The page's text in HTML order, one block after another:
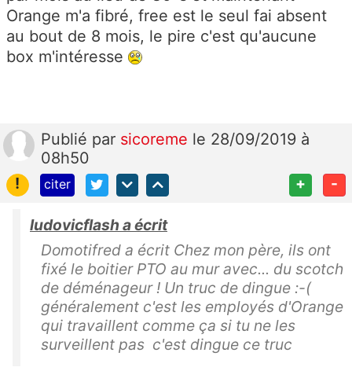
Orange m'a fibré, free est le seul fai absent
au bout de 8 mois, le pire c'est qu'aucune
box m'intéresse
Publié par sicoreme le 28/09/2019 à
08h50
!
citer + -
ludovicflash a écrit
Domotifred a écrit Chez mon père, ils ont
fixé le boitier PTO au mur avec... du scotch
de déménageur ! Un truc de dingue :-(
généralement c'est les employés d'Orange
qui travaillent comme ça si tu ne les
surveillent pas c'est dingue ce truc